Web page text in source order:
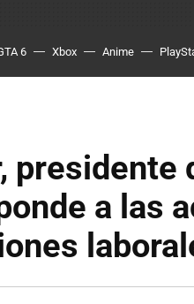
6 Xbox Anime
presidente
a las